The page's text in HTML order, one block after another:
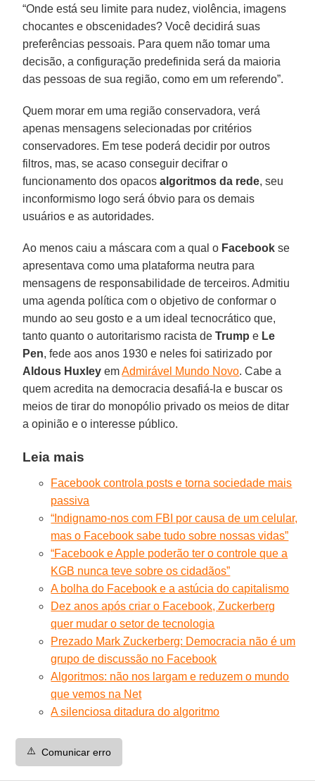
“Onde está seu limite para nudez, violência, imagens
chocantes e obscenidades? Você decidirá suas
preferências pessoais. Para quem não tomar uma
decisão, a configuração predefinida será da maioria
das pessoas de sua região, como em um referendo”.
Quem morar em uma região conservadora, verá
apenas mensagens selecionadas por critérios
conservadores. Em tese poderá decidir por outros
filtros, mas, se acaso conseguir decifrar o
funcionamento dos opacosalgoritmos da rede, seu
inconformismo logo será óbvio para os demais
usuários e as autoridades.
Ao menos caiu a máscara com a qual o Facebook se
apresentava como uma plataforma neutra para
mensagens de responsabilidade de terceiros. Admitiu
uma agenda política com o objetivo de conformar o
mundo ao seu gosto e a um ideal tecnocrático que,
tanto quanto o autoritarismo racista deTrump e Le
Pen, fede aos anos 1930 e neles foi satirizado por
Aldous Huxley emAdmirável Mundo Novo. Cabe a
quem acredita na democracia desafiá-la e buscar os
meios de tirar do monopólio privado os meios de ditar
a opinião e o interesse público.
Leia mais
Facebook controla posts e torna sociedade mais
passiva
“Indignamo-nos com FBI por causa de um celular,
mas o Facebook sabe tudo sobre nossas vidas”
“Facebook e Apple poderão ter o controle que a
KGB nunca teve sobre os cidadãos”
A bolha do Facebook e a astúcia do capitalismo
Dez anos após criar o Facebook, Zuckerberg
quer mudar o setor de tecnologia
Prezado Mark Zuckerberg: Democracia não é um
grupo de discussão no Facebook
Algoritmos: não nos largam e reduzem o mundo
que vemos na Net
A silenciosa ditadura do algoritmo
⚠️ Comunicar erro